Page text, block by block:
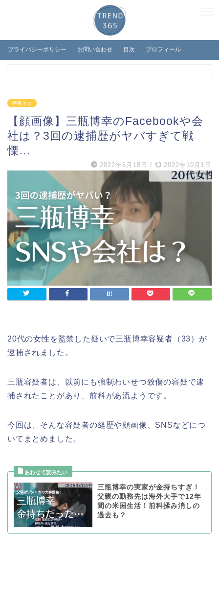
プライバシーポリシー お問い合わせ 目次 プロフィール
時事ネタ
【顔画像】三瓶博幸のFacebookや会
社は？3回の逮捕歴がヤバすぎて戦
慄…
2022年6月18日 / 2022年10月1日
20代の女性を監禁した疑いで三瓶博幸容疑者（33）が
逮捕されました。
三瓶容疑者は、以前にも強制わいせつ致傷の容疑で逮
捕されたことがあり、前科があ流ようです。
今回は、そんな容疑者の経歴や顔画像、SNSなどにつ
いてまとめました。
三瓶博幸の実家が金持ちすぎ！
父親の勤務先は海外大手で12年
間の米国生活！前科揉み消しの
過去も？